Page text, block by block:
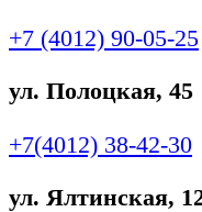
+7 (4012) 90-05-25
ул. Полоцкая, 45
+7(4012) 38-42-30
ул. Ялтинская,